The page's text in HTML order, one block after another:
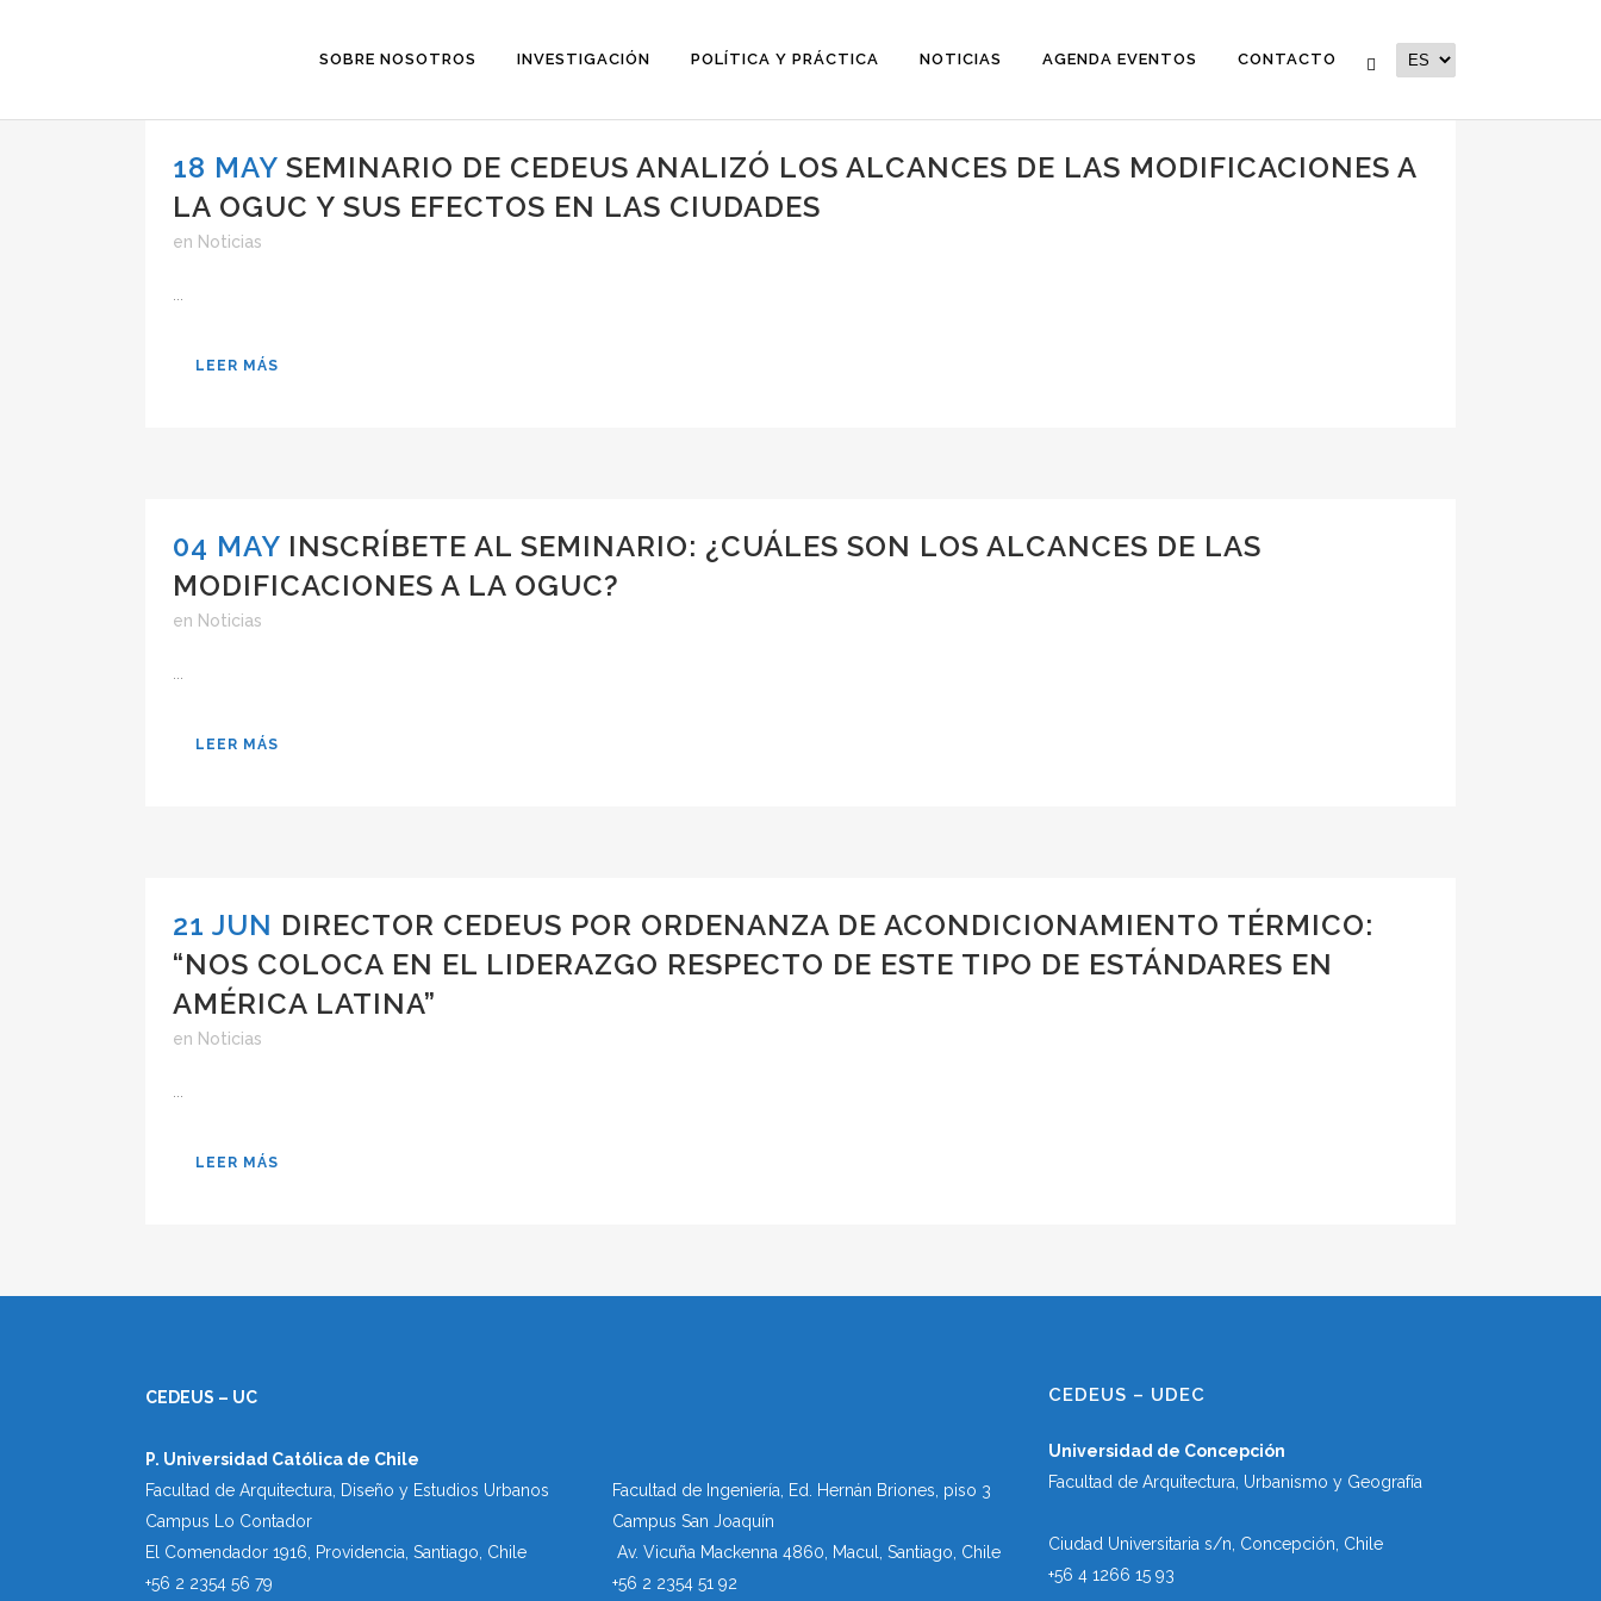
SOBRE NOSOTROS INVESTIGACIÓN POLÍTICA Y PRÁCTICA NOTICIAS AGENDA EVENTOS CONTACTO
18 MAY SEMINARIO DE CEDEUS ANALIZÓ LOS ALCANCES DE LAS MODIFICACIONES A
LA OGUC Y SUS EFECTOS EN LAS CIUDADES
en Noticias
LEER MÁS
04 MAY INSCRÍBETE AL SEMINARIO: ¿CUÁLES SON LOS ALCANCES DE LAS
MODIFICACIONES A LA OGUC?
en Noticias
LEER MÁS
21 JUN DIRECTOR CEDEUS POR ORDENANZA DE ACONDICIONAMIENTO TÉRMICO:
“NOS COLOCA EN EL LIDERAZGO RESPECTO DE ESTE TIPO DE ESTÁNDARES EN
AMÉRICA LATINA”
en Noticias
LEER MÁS
CEDEUS – UC
P. Universidad Católica de Chile
Facultad de Arquitectura, Diseño y Estudios Urbanos
Campus Lo Contador
El Comendador 1916, Providencia, Santiago, Chile
+56 2 2354 56 79
Facultad de Ingeniería, Ed. Hernán Briones, piso 3
Campus San Joaquín
Av. Vicuña Mackenna 4860, Macul
, Santiago, Chile
+56 2 2354 51 92
CEDEUS – UDEC
Universidad de Concepción
Facultad de Arquitectura, Urbanismo y Geografía
Ciudad Universitaria s/n, Concepción, Chile
+56 4 1266 15 93